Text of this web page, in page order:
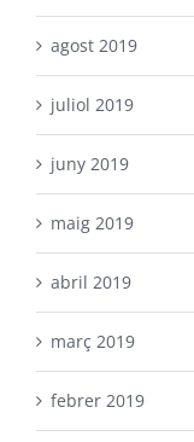
agost 2019
juliol 2019
juny 2019
maig 2019
abril 2019
març 2019
febrer 2019